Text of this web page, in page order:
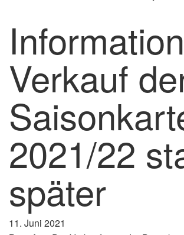
Verkauf
2021/22
später
11. Juni 2021